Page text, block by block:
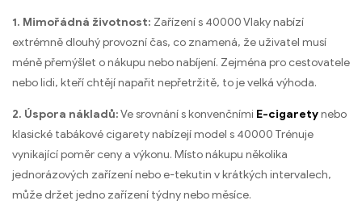
1. Mimořádná životnost: Zařízení s 40000 Vlaky nabízí
extrémně dlouhý provozní čas, co znamená, že uživatel musí
méně přemýšlet o nákupu nebo nabíjení. Zejména pro cestovatele
nebo lidi, kteří chtějí napařit nepřetržitě, to je velká výhoda.
2. Úspora nákladů:Ve srovnání s konvenčními E-cigaretynebo
klasické tabákové cigarety nabízejí model s 40000 Trénuje
vynikající poměr ceny a výkonu. Místo nákupu několika
jednorázových zařízení nebo e-tekutin v krátkých intervalech,
může držet jedno zařízení týdny nebo měsíce.